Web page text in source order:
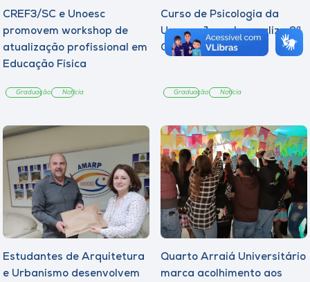
CREF3/SC e Unoesc
promovem workshop de
atualização profissional em
Educação Física
Graduação Notícia
Curso de Psicologia da
Unoesc Joaçaba realiza 2ª
Cerimônia do Botton
Graduação Notícia
Estudantes de Arquitetura
e Urbanismo desenvolvem
Quarto Arraiá Universitário
marca acolhimento aos